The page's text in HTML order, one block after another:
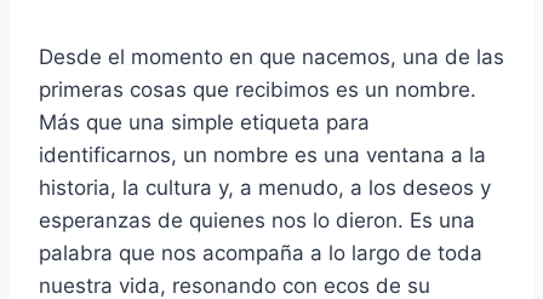
Desde el momento en que nacemos, una de las
primeras cosas que recibimos es un nombre.
Más que una simple etiqueta para
identificarnos, un nombre es una ventana a la
historia, la cultura y, a menudo, a los deseos y
esperanzas de quienes nos lo dieron. Es una
palabra que nos acompaña a lo largo de toda
nuestra vida, resonando con ecos de su